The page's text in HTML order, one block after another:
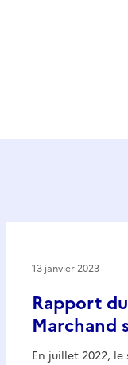
Rapport
Marchand
En juillet 2022,
13 janvier 2023